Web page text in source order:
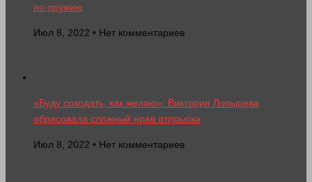
по оружию
Июл 8, 2022 • Нет комментариев
«Буду созодать, как желаю»: Виктория Лопырева
обрисовала сложный нрав отпрыска
Июл 8, 2022 • Нет комментариев